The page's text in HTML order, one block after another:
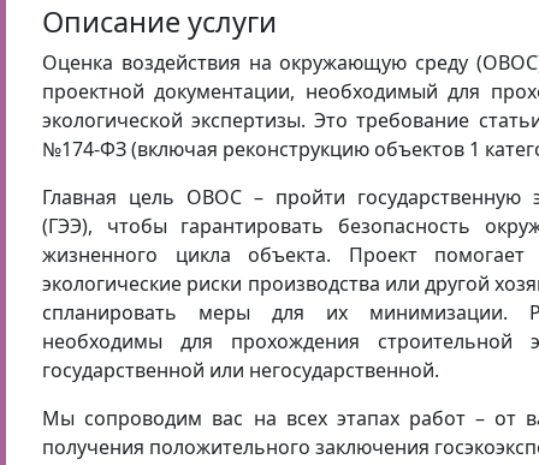
Описание услуги
Оценка воздействия на окружающую среду
проектной документации, необходимый для
экологической экспертизы. Это требование
№174-ФЗ (включая реконструкцию объектов 1
Главная цель ОВОС – пройти государственную
(ГЭЭ), чтобы гарантировать безопасность
жизненного цикла объекта. Проект помогает
экологические риски производства или другой
спланировать меры для их минимизации.
необходимы для прохождения строительной
государственной или негосударственной.
Мы сопроводим вас на всех этапах работ – от
получения положительного заключения